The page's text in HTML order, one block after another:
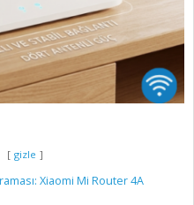
gizle
Xiaomi Mi Router 4A